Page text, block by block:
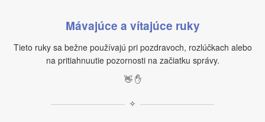
Mávajúce a vítajúce ruky
Tieto ruky sa bežne používajú pri pozdravoch, rozlúčkach alebo
na pritiahnuutie pozornosti na začiatku správy.
👋 ✋
✧